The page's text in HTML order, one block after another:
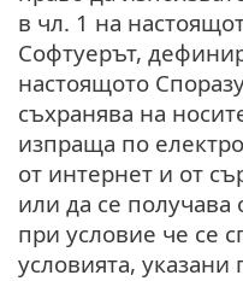
в чл. 1 на
Софтуерът,
настоящото
съхранява на
изпраща по
от интернет и от
или да се получава
при условие че се
условията, указани